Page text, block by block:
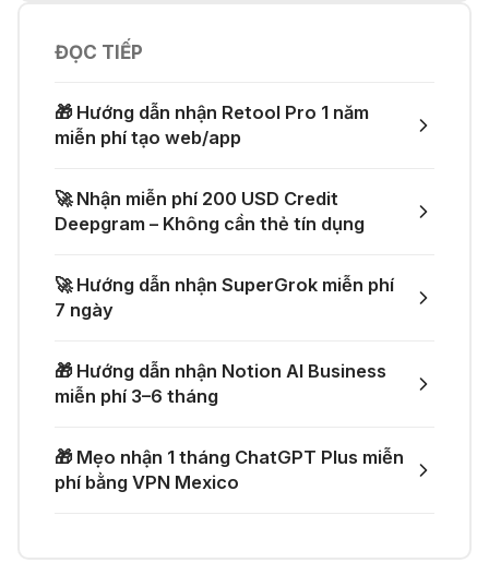
với một prompt
04 Thg 07 2026
🚀 Một GitHub Repository tổng hợp
gần như mọi API AI miễn phí
04 Thg 07 2026
Plus miễn phí
03 Thg 07 2026
🎁 Nhận miễn phí DeepSeek V4 Pro
và Claude Opus 4.8 trên Merlin AI
👨‍💻 Firebase Studio - Xây dựng
🤙 Lindy AI: Tự động hóa thông
minh
🌟 Augment AI Agent - Trợ thủ đắc
ghi âm thành văn bản
ĐỌC TIẾP
🎁 Hướng dẫn nhận Retool Pro 1 năm
miễn phí tạo web/app
🚀 Nhận miễn phí 200 USD Credit
Deepgram – Không cần thẻ tín dụng
🚀 Hướng dẫn nhận SuperGrok miễn phí
7 ngày
🎁 Hướng dẫn nhận Notion AI Business
miễn phí 3–6 tháng
🎁 Mẹo nhận 1 tháng ChatGPT Plus miễn
phí bằng VPN Mexico